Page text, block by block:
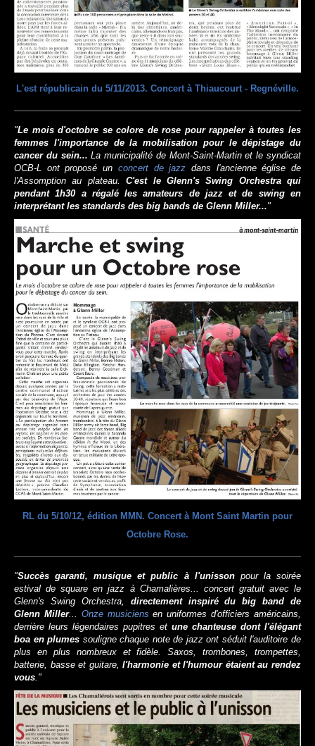
L'est républicain du 5/11/2013. Concert à Thiaucourt - Regnéville.
"Le mois d'octobre se colore de rose pour rappeler à toutes les
femmes l'importance de la mobilisation pour le dépistage du
cancer du sein...La municipalité de Mont-Saint-Martin et le syndicat
OCB-L ont proposé un concert de jazz dans l'ancienne église de
l'Assomption au plateau.
C'est le Glenn's Swing Orchestra qui
pendant 1h30 a régalé les amateurs de jazz et de swing en
interprétant les standards des big bands de Glenn Miller..."
RL du 5/10/12, édition MMN. Concert à Mont Saint Martin pour
Octobre Rose.
"Succès garanti, musique et public à l'unissonpour la soirée
estival de square en jazz à Chamalières... concert gratuit avec le
Glenn's Swing Orchestra, directement inspiré du big band de
Glenn Miller... Onze musiciens en uniformes d'officiers américains,
derrière leurs légendaires pupitres et une chanteuse dont l'élégant
boa en plumes souligne chaque note de jazz ont séduit l'auditoire de
plus en plus nombreux et fidèle. Saxos, trombones, trompettes,
batterie, basse et guitare,l'harmonie et l'humour étaient au rendez
vous."